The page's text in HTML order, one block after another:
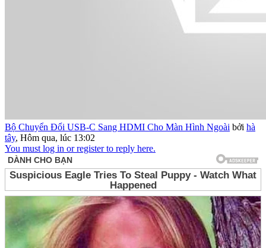
Bộ Chuyển Đổi USB-C Sang HDMI Cho Màn Hình Ngoài bởi hà
tây, Hôm qua, lúc 13:02
You must log in or register to reply here.